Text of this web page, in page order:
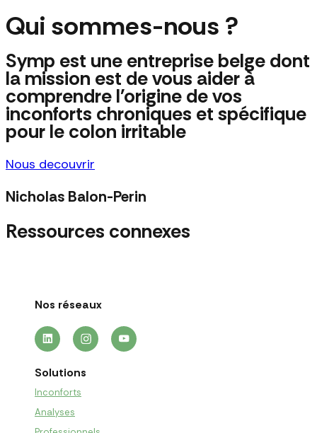
Qui sommes-nous ?
Symp est une entreprise belge dont
la mission est de vous aider à
comprendre l'origine de vos
inconforts chroniques et spécifique
pour le colon irritable
Nous decouvrir
Nicholas Balon-Perin
Ressources connexes
Nos réseaux
Solutions
Inconforts
Analyses